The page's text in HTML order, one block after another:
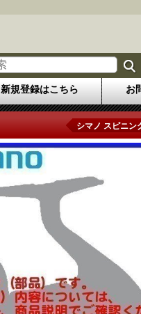
新規登録はこちら お
シマノ スピニン